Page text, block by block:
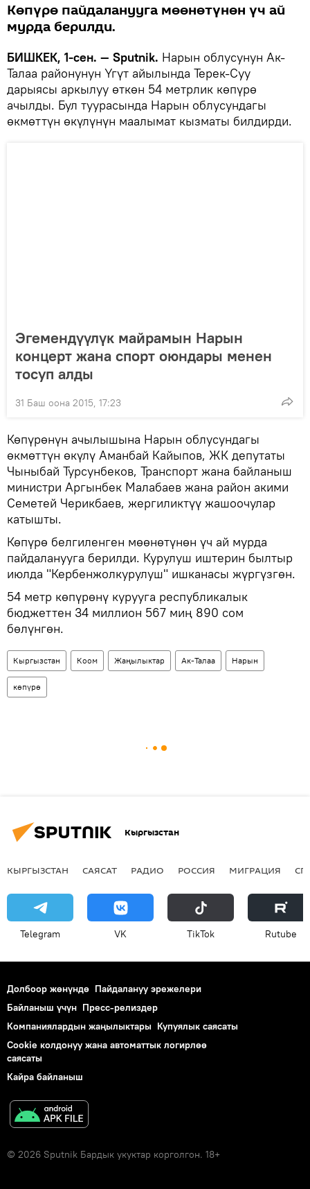
Көпүрө пайдаланууга мөөнөтүнөн үч ай
мурда берилди.
БИШКЕК, 1-сен. — Sputnik. Нарын облусунун Ак-
Талаа районунун Үгүт айылында Терек-Суу
дарыясы аркылуу өткөн 54 метрлик көпүрө
ачылды. Бул туурасында Нарын облусундагы
өкмөттүн өкүлүнүн маалымат кызматы билдирди.
Эгемендүүлүк майрамын Нарын
концерт жана спорт оюндары менен
тосуп алды
31 Баш оона 2015, 17:23
Көпүрөнүн ачылышына Нарын облусундагы
өкмөттүн өкүлү Аманбай Кайыпов, ЖК депутаты
Чыныбай Турсунбеков, Транспорт жана байланыш
министри Аргынбек Малабаев жана район акими
Семетей Черикбаев, жергиликтүү жашоочулар
катышты.
Көпүрө белгиленген мөөнөтүнөн үч ай мурда
пайдаланууга берилди. Курулуш иштерин былтыр
июлда "Кербенжолкурулуш" ишканасы жүргүзгөн.
54 метр көпүрөнү курууга республикалык
бюджеттен 34 миллион 567 миң 890 сом
бөлүнгөн.
Кыргызстан Коом Жаңылыктар Ак-Талаа Нарын
көпүрө
Кыргызстан
КЫРГЫЗСТАН САЯСАТ РАДИО РОССИЯ МИГРАЦИЯ
Telegram VK ТikТоk Rutube
Долбоор жөнүндө Пайдалануу эрежелери
Байланыш үчүн Пресс-релиздер
Компаниялардын жаңылыктары Купуялык саясаты
Cookie колдонуу жана автоматтык логирлөө
саясаты
Кайра байланыш
© 2026 Sputnik Бардык укуктар корголгон. 18+